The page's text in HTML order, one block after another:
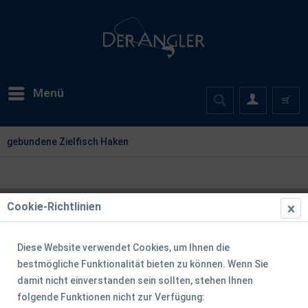
Menü
gebundene Zielfisch Haken
Cookie-Richtlinien
Diese Website verwendet Cookies, um Ihnen die
bestmögliche Funktionalität bieten zu können. Wenn Sie
damit nicht einverstanden sein sollten, stehen Ihnen
folgende Funktionen nicht zur Verfügung: